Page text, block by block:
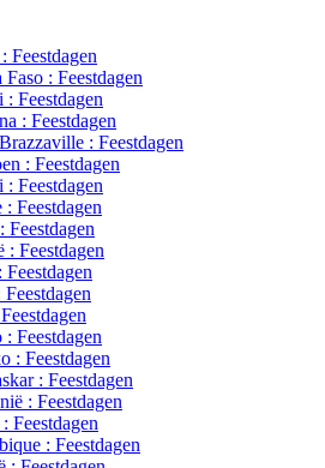
Feestdagen
: Feestdagen
Feestdagen
: Feestdagen
: Feestdagen
: Feestdagen
Feestdagen
Feestdagen
Feestdagen
: Feestdagen
: Feestdagen
: Feestdagen
: Feestdagen
: Feestdagen
Feestdagen
: Feestdagen